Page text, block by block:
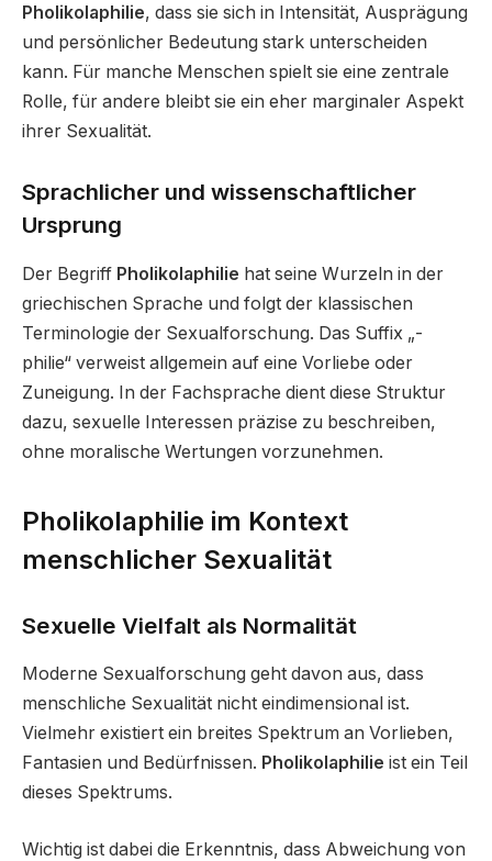
Pholikolaphilie, dass sie sich in Intensität, Ausprägung
und persönlicher Bedeutung stark unterscheiden
kann. Für manche Menschen spielt sie eine zentrale
Rolle, für andere bleibt sie ein eher marginaler Aspekt
ihrer Sexualität.
Sprachlicher und wissenschaftlicher
Ursprung
Der Begriff Pholikolaphilie hat seine Wurzeln in der
griechischen Sprache und folgt der klassischen
Terminologie der Sexualforschung. Das Suffix „-
philie“ verweist allgemein auf eine Vorliebe oder
Zuneigung. In der Fachsprache dient diese Struktur
dazu, sexuelle Interessen präzise zu beschreiben,
ohne moralische Wertungen vorzunehmen.
Pholikolaphilie im Kontext
menschlicher Sexualität
Sexuelle Vielfalt als Normalität
Moderne Sexualforschung geht davon aus, dass
menschliche Sexualität nicht eindimensional ist.
Vielmehr existiert ein breites Spektrum an Vorlieben,
Fantasien und Bedürfnissen. Pholikolaphilie ist ein Teil
dieses Spektrums.
Wichtig ist dabei die Erkenntnis, dass Abweichung von